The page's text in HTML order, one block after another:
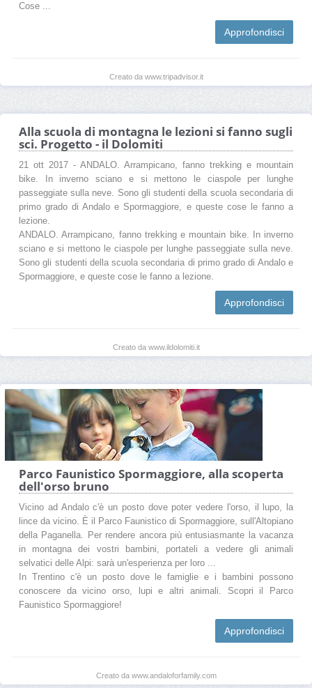
Cose ...
Approfondisci
Creato da www.tripadvisor.it
Alla scuola di montagna le lezioni si fanno sugli
sci. Progetto - il Dolomiti
21 ott 2017 - ANDALO. Arrampicano, fanno trekking e mountain
bike. In inverno sciano e si mettono le ciaspole per lunghe
passeggiate sulla neve. Sono gli studenti della scuola secondaria di
primo grado di Andalo e Spormaggiore, e queste cose le fanno a
lezione.
ANDALO. Arrampicano, fanno trekking e mountain bike. In inverno
sciano e si mettono le ciaspole per lunghe passeggiate sulla neve.
Sono gli studenti della scuola secondaria di primo grado di Andalo e
Spormaggiore, e queste cose le fanno a lezione.
Approfondisci
Creato da www.ildolomiti.it
Parco Faunistico Spormaggiore, alla scoperta
dell'orso bruno
Vicino ad Andalo c'è un posto dove poter vedere l'orso, il lupo, la
lince da vicino. È il Parco Faunistico di Spormaggiore, sull'Altopiano
della Paganella. Per rendere ancora più entusiasmante la vacanza
in montagna dei vostri bambini, portateli a vedere gli animali
selvatici delle Alpi: sarà un'esperienza per loro ...
In Trentino c'è un posto dove le famiglie e i bambini possono
conoscere da vicino orso, lupi e altri animali. Scopri il Parco
Faunistico Spormaggiore!
Approfondisci
Creato da www.andaloforfamily.com